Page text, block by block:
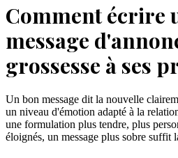
Comment écrire
message
grossesse à ses
Un bon message dit la nouvelle
un niveau d'émotion adapté à la
une formulation plus tendre, plus
éloignés, un message plus sobre suffit